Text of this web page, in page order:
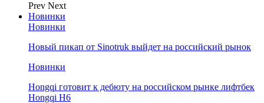
Prev Next
Новинки
Новинки
Новый пикап от Sinotruk выйдет на российский рынок
Новинки
Hongqi готовит к дебюту на российском рынке лифтбек
Hongqi H6